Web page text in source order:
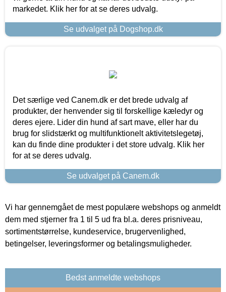
markedet. Klik her for at se deres udvalg.
Se udvalget på Dogshop.dk
Det særlige ved Canem.dk er det brede udvalg af
produkter, der henvender sig til forskellige kæledyr og
deres ejere. Lider din hund af sart mave, eller har du
brug for slidstærkt og multifunktionelt aktivitetslegetøj,
kan du finde dine produkter i det store udvalg. Klik her
for at se deres udvalg.
Se udvalget på Canem.dk
Vi har gennemgået de mest populære webshops og anmeldt
dem med stjerner fra 1 til 5 ud fra bl.a. deres prisniveau,
sortimentstørrelse, kundeservice, brugervenlighed,
betingelser, leveringsformer og betalingsmuligheder.
Bedst anmeldte webshops